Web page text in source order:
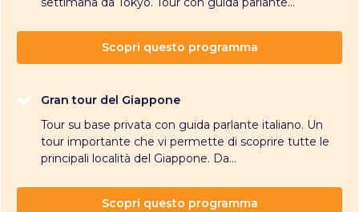
Scopri questo programma
Gran tour del Giappone
Tour su base privata con guida parlante italiano. Un
tour importante che vi permette di scoprire tutte le
principali località del Giappone. Da...
Scopri questo programma